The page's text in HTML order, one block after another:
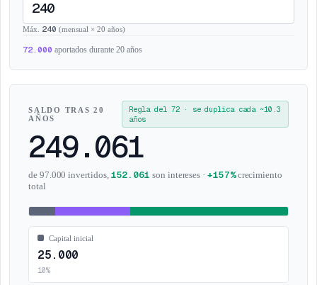
Máx. 240 (mensual × 20 años)
72.000 aportados durante 20 años
SALDO TRAS 20
AÑOS
Regla del 72 · se duplica cada ~10.3
años
249.061
de 97.000 invertidos, 152.061 son intereses ·+157% crecimiento
total
Capital inicial
25.000
10%